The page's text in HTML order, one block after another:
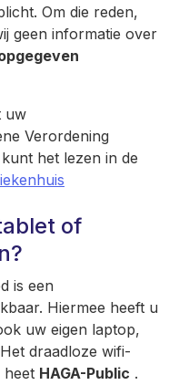
Om die reden,
geen informatie over
uw
Verordening
het lezen in de
of
is een
Hiermee heeft u
uw eigen laptop,
draadloze wifi-
heet HAGA-Public .